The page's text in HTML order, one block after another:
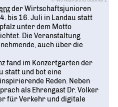
der Wirtschaftsjunioren
bis 16. Juli in Landau statt
unter dem Motto
Die Veranstaltung
auch über die
fand im Konzertgarten der
statt und bot eine
Reden. Neben
als Ehrengast Dr. Volker
für Verkehr und digitale